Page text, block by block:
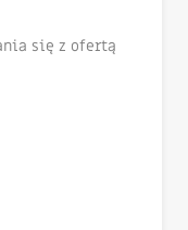
się z ofertą